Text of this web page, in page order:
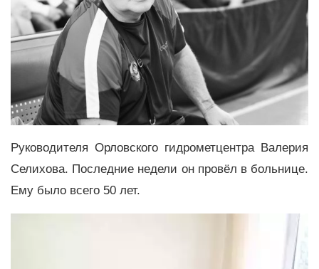
Руководителя Орловского гидрометцентра Валерия
Селихова. Последние недели он провёл в больнице.
Ему было всего 50 лет.